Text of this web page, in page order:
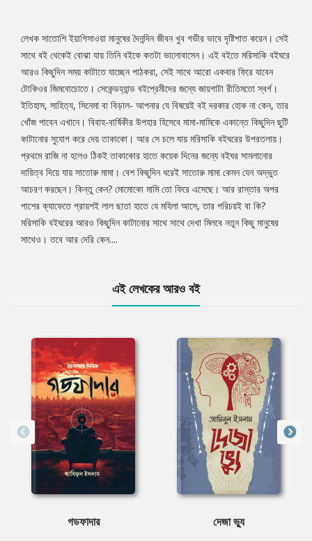
Tab
Article
লেখক সাতোশি ইয়াগিসাওয়া মানুষের দৈনন্দিন জীবন খুব গভীর ভাবে দৃষ্টিপাত করেন। সেই
সাথে বই থেকেই বোঝা যায় তিনি বইকে কতটা ভালোবাসেন। এই বইতে মরিসাকি বইঘরে
আরও কিছুদিন সময় কাটাতে যাচ্ছেন পাঠকরা, সেই সাথে আরো একবার ফিরে যাবেন
টোকিওর জিমবোচোতে। সেকেন্ডহ্যান্ড বইপ্রেমীদের জন্যে জায়গাটা রীতিমতো স্বর্গ।
ইতিহাস, সাহিত্য, সিনেমা বা বিড়াল- আপনার যে বিষয়েই বই দরকার হোক না কেন, তার
খোঁজ পাবেন এখানে। বিবাহ-বার্ষিকীর উপহার হিসেবে মামা-মামিকে একান্তে কিছুদিন ছুটি
কাটানোর সুযোগ করে দেয় তাকাকো। আর সে চলে যায় মরিসাকি বইঘরের উপরতলায়।
প্রথমে রাজি না হলেও ঠিকই তাকাকোর হাতে কয়েক দিনের জন্যে বইঘর সামলানোর
দায়িত্ব দিয়ে যায় সাতোরু মামা। বেশ কিছুদিন ধরেই সাতোরু মামা কেমন যেন অদ্ভুত
আচরণ করছেন। কিন্তু কেন? মোমোকো মামি তো ফিরে এসেছে। আর রাস্তার অপর
পাশের ক্যাফেতে প্রায়শই লাল ছাতা হাতে যে মহিলা আসে, তার পরিচয়ই বা কি?
মরিসাকি বইঘরের আরও কিছুদিন কাটানোর সাথে সাথে দেখা মিলবে নতুন কিছু মানুষের
সাথেও। তবে আর দেরি কেন....
এই লেখকের আরও বই
গডফাদার দেজা ভ্যু